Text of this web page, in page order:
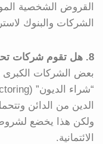
القروض الشخصية
الشركات والبنوك
8. هل تقوم شركات تحصيل الديون بشراء الديون المعدومة؟
بعض الشركات
الدين من الدائن
ولكن هذا يخضع
الائتمانية.